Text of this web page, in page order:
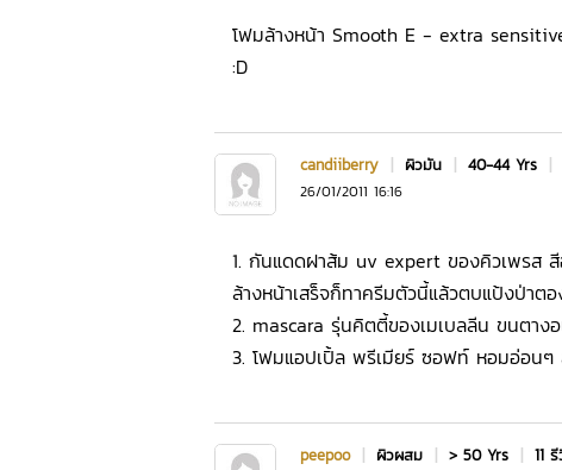
โฟมล้างหน้า Smooth E - extra
:D
candiiberry | ผิวมัน | 40-44 Yrs |
26/01/2011 16:16
1. กันแดดฝาส้ม uv expert ของคิวเพรส
ล้างหน้าเสร็จก็ทาครีมตัวนี้แล้วตบแป้งป่า
2. mascara รุ่นคิตตี้ของเมเบลลีน ขนตาง
3. โฟมแอปเปิ้ล พรีเมียร์ ซอฟท์ หอมอ่อนๆ
peepoo | ผิวผสม | > 50 Yrs | 11